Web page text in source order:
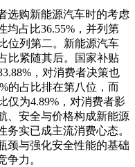
购新能源汽车时的考虑
均占比36.55%，并列第
位列第二。新能源汽车
比紧随其后。国家补贴
，对消费者决策也
的占比排在第八位，而
仅为4.89%，对消费者影
、安全与价格构成新能源
实已成主流消费心态。
颈与强化安全性能的基础
争力。